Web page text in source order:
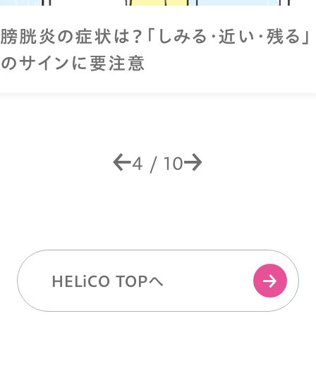
膀胱炎の症状は？「しみる・近い・残る」
のサインに要注意
4 / 10
HELiCO TOPへ